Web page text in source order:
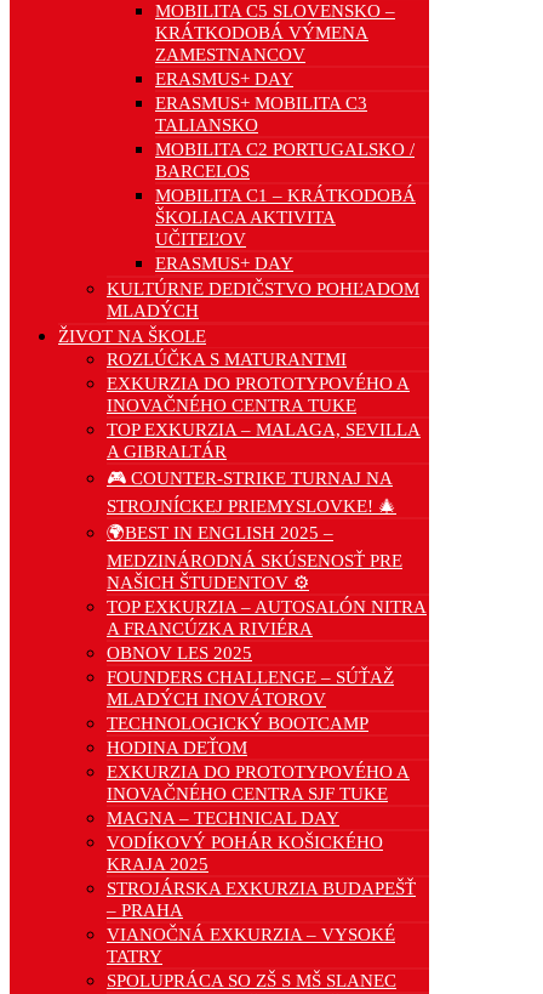
MOBILITA C5 SLOVENSKO –
KRÁTKODOBÁ VÝMENA
ZAMESTNANCOV
ERASMUS+ DAY
ERASMUS+ MOBILITA C3
TALIANSKO
MOBILITA C2 PORTUGALSKO /
BARCELOS
MOBILITA C1 – KRÁTKODOBÁ
ŠKOLIACA AKTIVITA
UČITEĽOV
ERASMUS+ DAY
KULTÚRNE DEDIČSTVO POHĽADOM
MLADÝCH
ŽIVOT NA ŠKOLE
ROZLÚČKA S MATURANTMI
EXKURZIA DO PROTOTYPOVÉHO A
INOVAČNÉHO CENTRA TUKE
TOP EXKURZIA – MALAGA, SEVILLA
A GIBRALTÁR
🎮 COUNTER-STRIKE TURNAJ NA
STROJNÍCKEJ PRIEMYSLOVKE! 🎄
🌍BEST IN ENGLISH 2025 –
MEDZINÁRODNÁ SKÚSENOSŤ PRE
NAŠICH ŠTUDENTOV ⚙️
TOP EXKURZIA – AUTOSALÓN NITRA
A FRANCÚZKA RIVIÉRA
OBNOV LES 2025
FOUNDERS CHALLENGE – SÚŤAŽ
MLADÝCH INOVÁTOROV
TECHNOLOGICKÝ BOOTCAMP
HODINA DEŤOM
EXKURZIA DO PROTOTYPOVÉHO A
INOVAČNÉHO CENTRA SJF TUKE
MAGNA – TECHNICAL DAY
VODÍKOVÝ POHÁR KOŠICKÉHO
KRAJA 2025
STROJÁRSKA EXKURZIA BUDAPEŠŤ
– PRAHA
VIANOČNÁ EXKURZIA – VYSOKÉ
TATRY
SPOLUPRÁCA SO ZŠ S MŠ SLANEC